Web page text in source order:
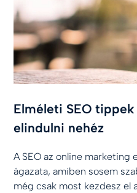
Elméleti SEO
elindulni nehéz
A SEO az online marketing
ágazata, amiben sosem
még csak most kezdesz el